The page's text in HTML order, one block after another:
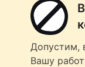
Допустим,
Вашу